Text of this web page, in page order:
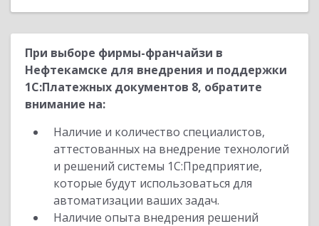
При выборе фирмы-франчайзи в
Нефтекамске для внедрения и поддержки
1С:Платежных документов 8, обратите
внимание на:
Наличие и количество специалистов,
аттестованных на внедрение технологий
и решений системы 1С:Предприятие,
которые будут использоваться для
автоматизации ваших задач.
Наличие опыта внедрения решений